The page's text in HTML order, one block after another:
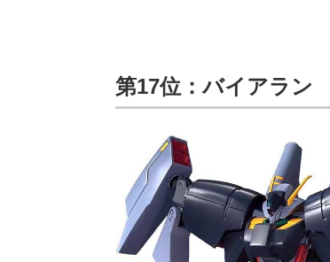
第17位：バイアラン